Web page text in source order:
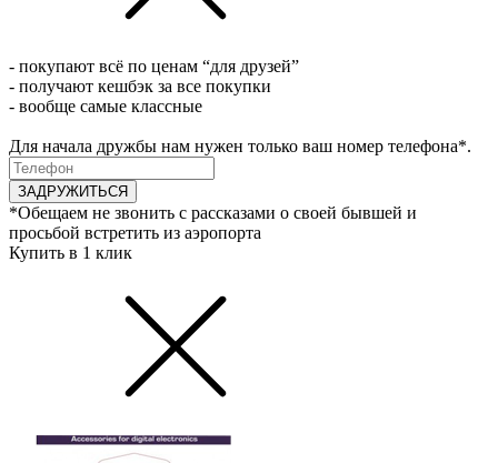
- покупают всё по ценам “для друзей”
- получают кешбэк за все покупки
- вообще самые классные
Для начала дружбы нам нужен только ваш номер телефона*.
ЗАДРУЖИТЬСЯ
*Обещаем не звонить с рассказами о своей бывшей и
просьбой встретить из аэропорта
Купить в 1 клик